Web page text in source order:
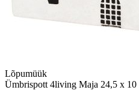
Lõpumüük
Ümbrispott 4living Maja 24,5 x 10